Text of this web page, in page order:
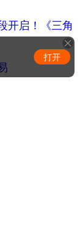
开启！《三角
打开